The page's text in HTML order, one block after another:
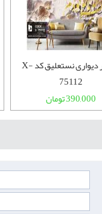
پوستر دیواری نستعلیق کد X-
75112
390,000 تومان